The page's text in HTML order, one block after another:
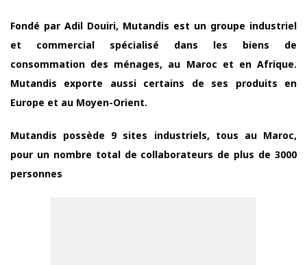
Fondé par Adil Douiri, Mutandis est un groupe industriel
et commercial spécialisé dans les biens de
consommation des ménages, au Maroc et en Afrique.
Mutandis exporte aussi certains de ses produits en
Europe et au Moyen-Orient.
Mutandis possède 9 sites industriels, tous au Maroc,
pour un nombre total de collaborateurs de plus de 3000
personnes